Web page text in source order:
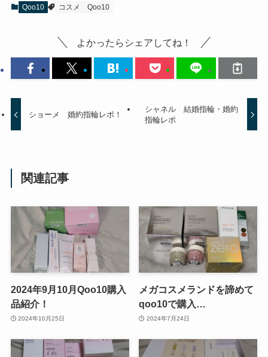
Qoo10 コスメ Qoo10
よかったらシェアしてね！
ショーメ 婚約指輪レポ！
シャネル 結婚指輪・婚約
指輪レポ
関連記事
2024年9月10月Qoo10購入
品紹介！
2024年10月25日
メガコスメランドを諦めて
qoo10で購入…
2024年7月24日